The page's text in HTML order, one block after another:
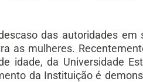
das autoridades em
as mulheres.
idade, da Universidade
da Instituição é